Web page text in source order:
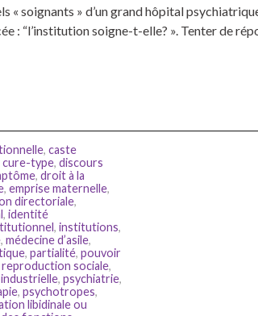
« soignants » d’un grand hôpital
: “l’institution soigne-t-elle? ». Tenter de
, caste
cure-type, discours
, droit à la
, emprise maternelle,
directoriale,
, identité
, institutions,
, médecine d’asile,
, partialité, pouvoir
sociale,
, psychiatrie,
, psychotropes,
libidinale ou